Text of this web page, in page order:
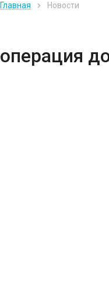
Главная Новости
операция